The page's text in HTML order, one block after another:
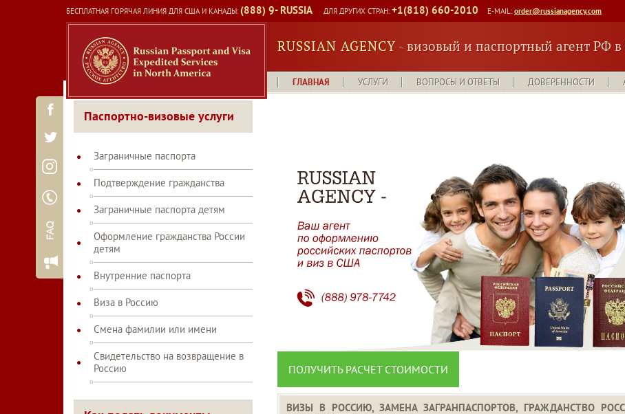
Skip
to
content
БЕСПЛАТНАЯ ГОРЯЧАЯ ЛИНИЯ ДЛЯ США И КАНАДЫ: (888) 9- RUSSIA ДЛЯ ДРУГИХ СТРАН:+1(818) 660-2010 E-MAIL:order@russianagency.com
RUSSIAN AGENCY - визовый и паспортный агент РФ
ГЛАВНАЯ УСЛУГИ ВОПРОСЫ И ОТВЕТЫ ДОВЕРЕННОСТИ
ПОЛУЧИТЬ РАСЧЕТ СТОИМОСТИ
ВИЗЫ В РОССИЮ, ЗАМЕНА ЗАГРАНПАСПОРТОВ, ГРАЖДАНСТВО
Паспортно-визовые услуги
Заграничные паспорта
Подтверждение гражданства
Заграничные паспорта детям
Оформление гражданства России
детям
Внутренние паспорта
Виза в Россию
Смена фамилии или имени
Свидетельство на возвращение в
Россию